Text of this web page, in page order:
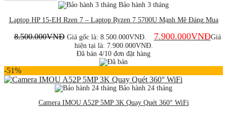
Bảo hành 3 tháng
Laptop HP 15-EH Rzen 7 – Laptop Ryzen 7 5700U Mạnh Mẽ Đáng Mua
8.500.000VNĐ Giá gốc là: 8.500.000VNĐ. 7.900.000VNĐGiá
hiện tại là: 7.900.000VNĐ.
Đã bán 4/10 đơn đặt hàng
-51%
Bảo hành 24 tháng
Camera IMOU A52P 5MP 3K Quay Quét 360° WiFi